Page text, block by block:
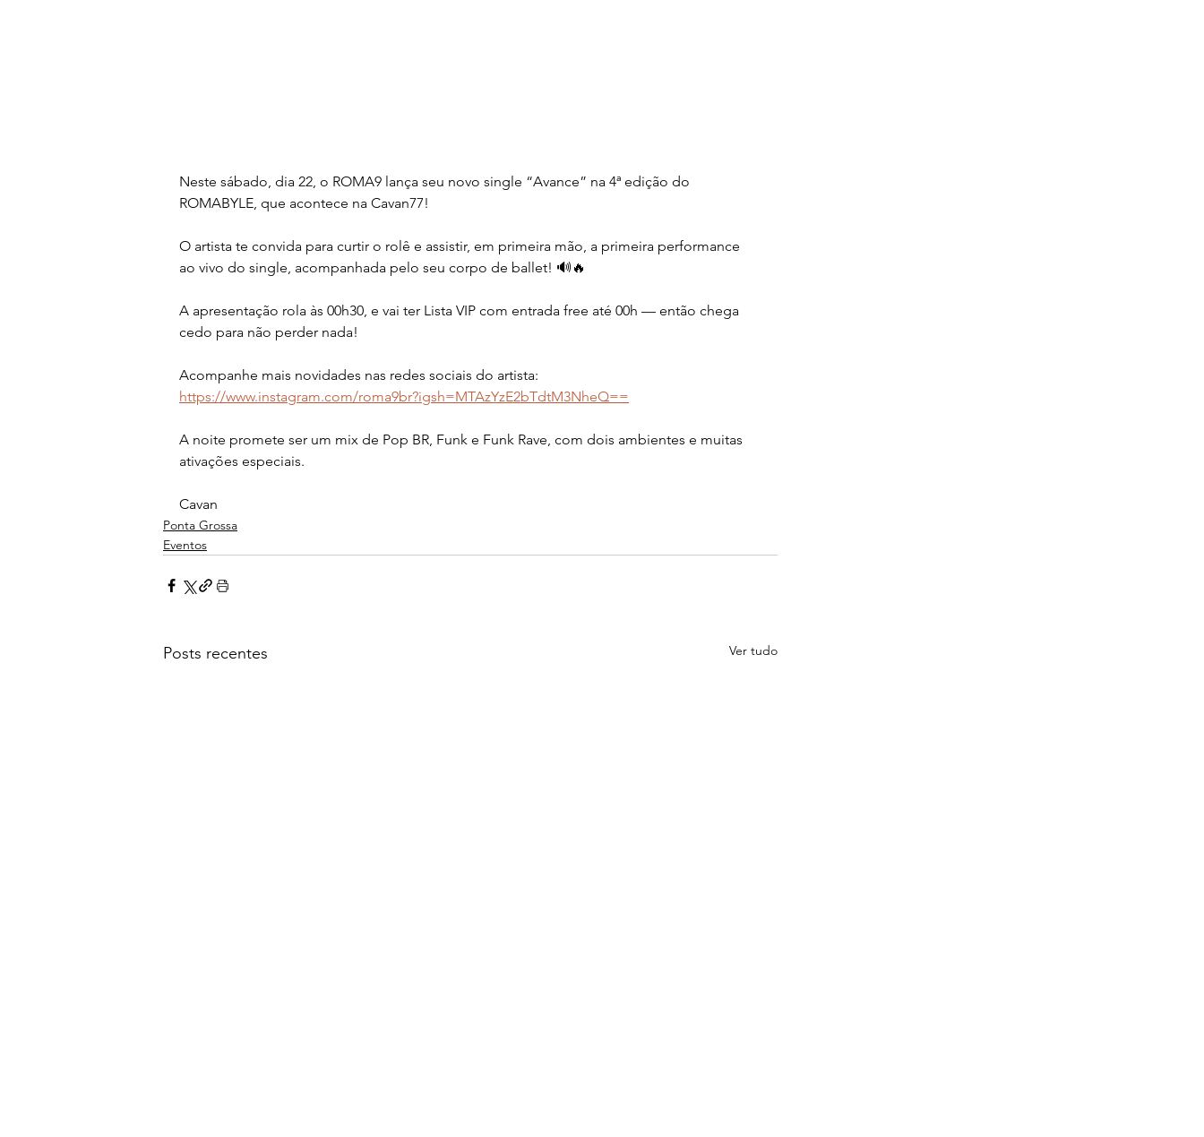
Neste sábado, dia 22, o ROMA9 lança seu novo single “Avance” na 4ª edição do
ROMABYLE, que acontece na Cavan77!
O artista te convida para curtir o rolê e assistir, em primeira mão, a primeira performance
ao vivo do single, acompanhada pelo seu corpo de ballet! 🔊🔥
A apresentação rola às 00h30, e vai ter Lista VIP com entrada free até 00h — então chega
cedo para não perder nada!
Acompanhe mais novidades nas redes sociais do artista:
https://www.instagram.com/roma9br?igsh=MTAzYzE2bTdtM3NheQ==
A noite promete ser um mix de Pop BR, Funk e Funk Rave, com dois ambientes e muitas
ativações especiais.
Cavan
Ponta Grossa
Eventos
Posts recentes Ver tudo